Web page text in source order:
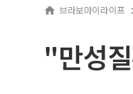
브라보마이라이프
"만성